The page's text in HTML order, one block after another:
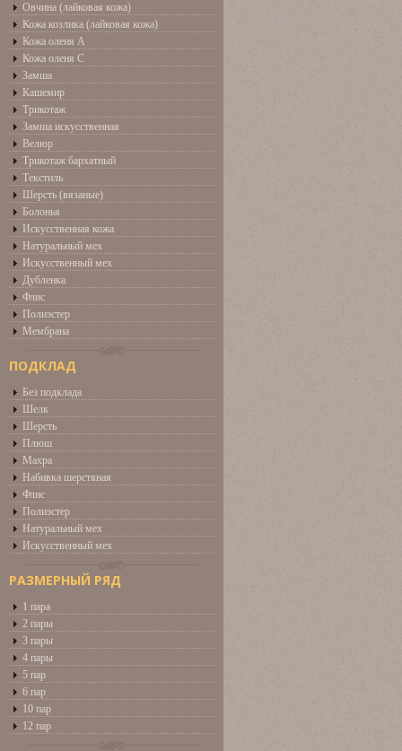
Овчина (лайковая кожа)
Кожа козлика (лайковая кожа)
Кожа оленя А
Кожа оленя С
Замша
Кашемир
Трикотаж
Замша искусственная
Велюр
Трикотаж бархатный
Текстиль
Шерсть (вязаные)
Болонья
Искусственная кожа
Натуральный мех
Искусственный мех
Дубленка
Флис
Полиэстер
Мембрана
ПОДКЛАД
Без подклада
Шелк
Шерсть
Плюш
Махра
Набивка шерстяная
Флис
Полиэстер
Натуральный мех
Искусственный мех
РАЗМЕРНЫЙ РЯД
1 пара
2 пары
3 пары
4 пары
5 пар
6 пар
10 пар
12 пар